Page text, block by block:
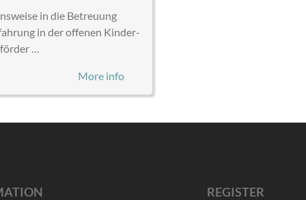
in die Betreuung
in der offenen Kinder-
…
More info
REGISTER